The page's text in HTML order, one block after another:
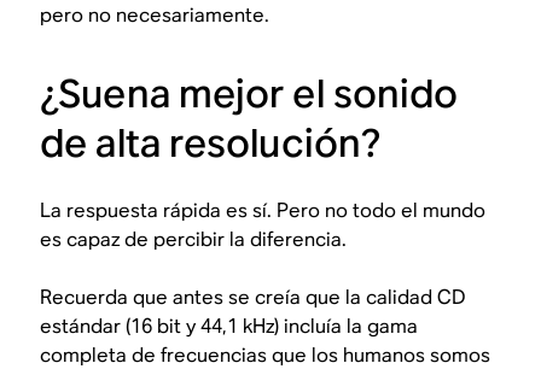
pero no necesariamente.
¿Suena mejor el sonido
de alta resolución?
La respuesta rápida es sí. Pero no todo el mundo
es capaz de percibir la diferencia.
Recuerda que antes se creía que la calidad CD
estándar (16 bit y 44,1 kHz) incluía la gama
completa de frecuencias que los humanos somos